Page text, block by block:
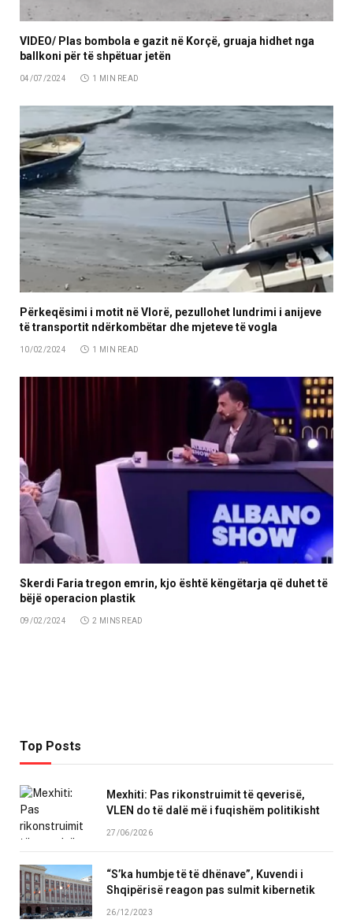
VIDEO/ Plas bombola e gazit në Korçë, gruaja hidhet nga
ballkoni për të shpëtuar jetën
04/07/2024 1 MIN READ
Përkeqësimi i motit në Vlorë, pezullohet lundrimi i anijeve
të transportit ndërkombëtar dhe mjeteve të vogla
10/02/2024 1 MIN READ
Skerdi Faria tregon emrin, kjo është këngëtarja që duhet të
bëjë operacion plastik
09/02/2024 2 MINS READ
Top Posts
Mexhiti: Pas rikonstruimit të qeverisë,
VLEN do të dalë më i fuqishëm politikisht
27/06/2026
“S’ka humbje të të dhënave”, Kuvendi i
Shqipërisë reagon pas sulmit kibernetik
26/12/2023